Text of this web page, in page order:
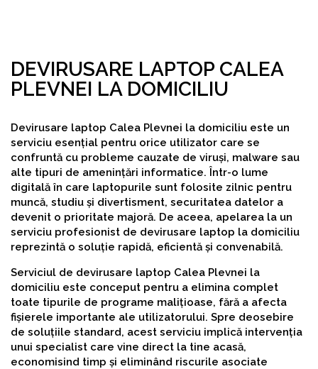
DEVIRUSARE LAPTOP CALEA
PLEVNEI LA DOMICILIU
Devirusare laptop Calea Plevnei la domiciliu este un
serviciu esențial pentru orice utilizator care se
confruntă cu probleme cauzate de viruși, malware sau
alte tipuri de amenințări informatice. Într-o lume
digitală în care laptopurile sunt folosite zilnic pentru
muncă, studiu și divertisment, securitatea datelor a
devenit o prioritate majoră. De aceea, apelarea la un
serviciu profesionist de devirusare laptop la domiciliu
reprezintă o soluție rapidă, eficientă și convenabilă.
Serviciul de devirusare laptop Calea Plevnei la
domiciliu este conceput pentru a elimina complet
toate tipurile de programe malițioase, fără a afecta
fișierele importante ale utilizatorului. Spre deosebire
de soluțiile standard, acest serviciu implică intervenția
unui specialist care vine direct la tine acasă,
economisind timp și eliminând riscurile asociate